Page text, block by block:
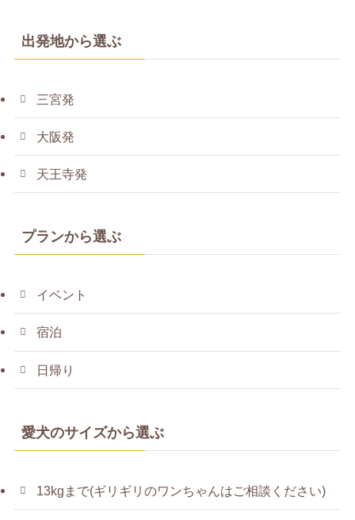
出発地から選ぶ
三宮発
大阪発
天王寺発
プランから選ぶ
イベント
宿泊
日帰り
愛犬のサイズから選ぶ
13kgまで(ギリギリのワンちゃんはご相談ください)